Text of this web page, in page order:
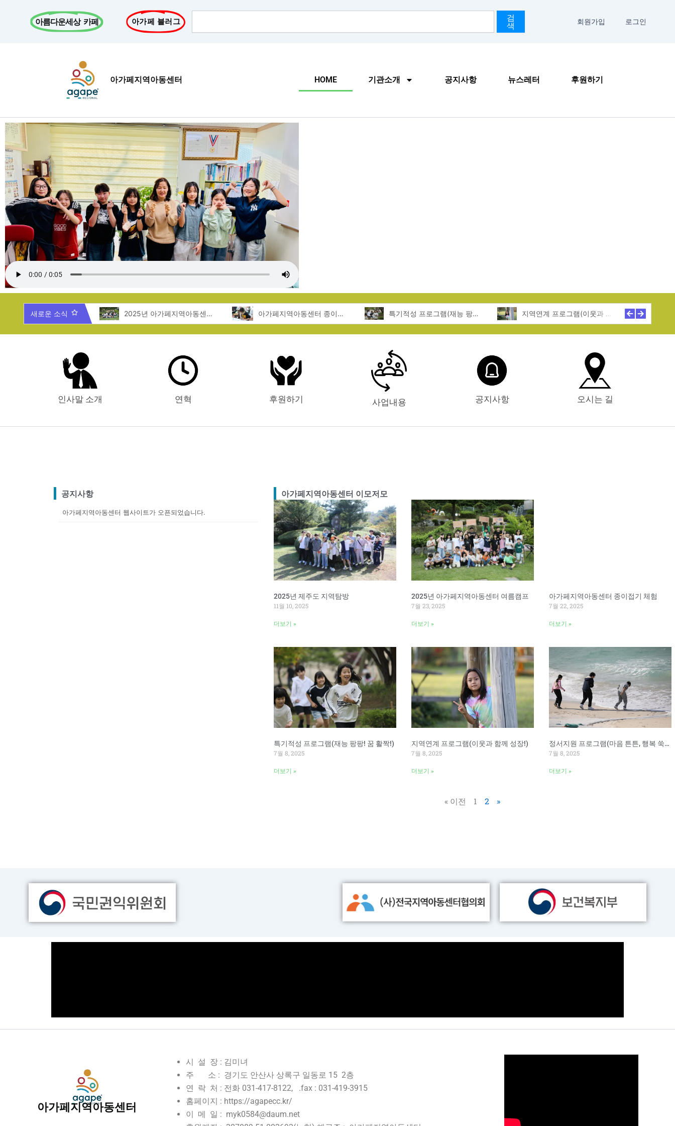
아가페 블러그
아름다운세상 카페
검
색
회원가입 로그인
아가페지역아동센터 HOME 기관소개 공지사항 뉴스레터 후원하기
새로운 소식
년 제주도 지역탐방 2025년 아가페지역아동센터 여름캠프 아가페지역아동센터 종이접기 체험 특기적성 프로그램(재능 팡팡! 꿈 활짝!) 지역연계 프로그램(이웃과 함께 성장!)
인사말 소개 연혁 후원하기 사업내용 공지사항 오시는 길
공지사항
아가페지역아동센터 웹사이트가 오픈되었습니다.
아가페지역아동센터 이모저모
2025년 제주도 지역탐방
11월 10, 2025
더보기 »
2025년 아가페지역아동센터 여름캠프
7월 23, 2025
더보기 »
아가페지역아동센터 종이접기 체험
7월 22, 2025
더보기 »
특기적성 프로그램(재능 팡팡! 꿈 활짝!)
7월 8, 2025
더보기 »
지역연계 프로그램(이웃과 함께 성장!)
7월 8, 2025
더보기 »
정서지원 프로그램(마음 튼튼, 행복 쑥쑥!)
7월 8, 2025
더보기 »
« 이전
Page
1
Page
2 »
아가페지역아동센터
시 설 장 : 김미녀
주 소 : 경기도 안산사 상록구 일동로 15 2층
연 락 처 : 전화 031-417-8122, .fax : 031-419-3915
홈페이지 : https://agapecc.kr/
이 메 일 : myk0584@daum.net